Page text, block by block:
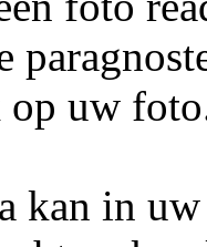
uw
kan in